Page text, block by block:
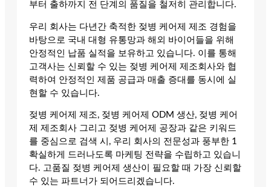
부터 출하까지 전 단계의 품질을 철저히 관리합니다.
우리 회사는 다년간 축적한 젖병 케어제 제조 경험을
바탕으로 국내 대형 유통망과 해외 바이어들을 위해
안정적인 납품 실적을 보유하고 있습니다. 이를 통해
고객사는 신뢰할 수 있는 젖병 케어제 제조회사와 협
력하여 안정적인 제품 공급과 매출 증대를 동시에 실
현할 수 있습니다.
젖병 케어제 제조, 젖병 케어제 ODM 생산, 젖병 케어
제 제조회사 그리고 젖병 케어제 공장과 같은 키워드
를 중심으로 검색 시, 우리 회사의 전문성과 풍부한 1
확실하게 드러나도록 마케팅 전략을 수립하고 있습니
다. 고품질 젖병 케어제 생산이 필요할 때 가장 신뢰할
수 있는 파트너가 되어드리겠습니다.